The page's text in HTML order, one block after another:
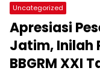
Uncategorized
Apresiasi
Jatim, Inilah
BBGRM XXI